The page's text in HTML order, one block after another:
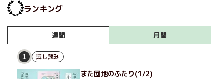
ーQ』（後編）
ランキング
週間 月間
1 試し読み
また団地のふたり(1/2)